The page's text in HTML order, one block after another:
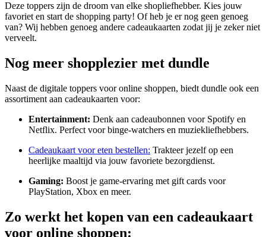
Deze toppers zijn de droom van elke shopliefhebber. Kies jouw
favoriet en start de shopping party! Of heb je er nog geen genoeg
van? Wij hebben genoeg andere cadeaukaarten zodat jij je zeker niet
verveelt.
Nog meer shopplezier met dundle
Naast de digitale toppers voor online shoppen, biedt dundle ook een
assortiment aan cadeaukaarten voor:
Entertainment: Denk aan cadeaubonnen voor Spotify en
Netflix. Perfect voor binge-watchers en muziekliefhebbers.
Cadeaukaart voor eten bestellen: Trakteer jezelf op een
heerlijke maaltijd via jouw favoriete bezorgdienst.
Gaming: Boost je game-ervaring met gift cards voor
PlayStation, Xbox en meer.
Zo werkt het kopen van een cadeaukaart
voor online shoppen: